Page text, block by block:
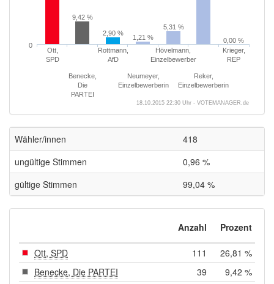
9,42 %
2,90 %
1,21 %
5,31 %
0,00 %
Ott,
SPD
Benecke,
Die
PARTEI
Rottmann,
AfD
Neumeyer,
Einzelbewerberin
Hövelmann,
Einzelbewerber
Reker,
Einzelbewerberin
Krieger,
REP
0
18.10.2015 22:30 Uhr - VOTEMANAGER.de
Wähler/innen
418
ungültige Stimmen
0,96 %
gültige Stimmen
99,04 %
Anzahl Prozent
Ott, SPD 111
26,81 %
Benecke, Die PARTEI
39
9,42 %